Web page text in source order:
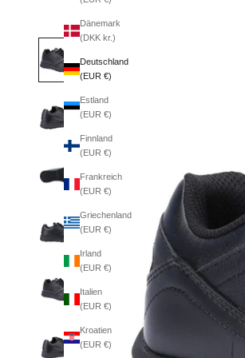
Dänemark
(DKK kr.)
Deutschland
(EUR €)
Estland
(EUR €)
Finnland
(EUR €)
Frankreich
(EUR €)
Griechenland
(EUR €)
Irland
(EUR €)
Italien
(EUR €)
Kroatien
(EUR €)